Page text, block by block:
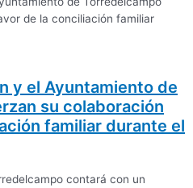
y el Ayuntamiento de
su colaboración
familiar durante el